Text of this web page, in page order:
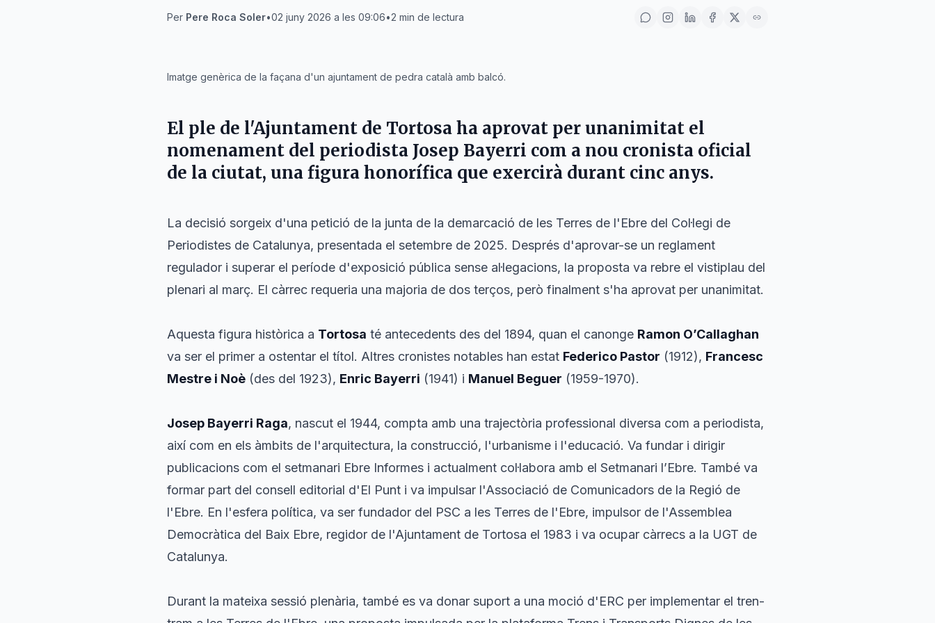
Per Pere Roca Soler•02 juny 2026 a les 09:06•2 min de lectura
Imatge genèrica de la façana d'un ajuntament de pedra català amb balcó.
El ple de l'Ajuntament de Tortosaha aprovat per unanimitat el
nomenament del periodista Josep Bayerri com a nou cronista oficial
de la ciutat, una figura honorífica que exercirà durant cinc anys.
La decisió sorgeix d'una petició de la junta de la demarcació de les Terres de l'Ebre del Col·legi de
Periodistes de Catalunya, presentada el setembre de 2025. Després d'aprovar-se un reglament
regulador i superar el període d'exposició pública sense al·legacions, la proposta va rebre el vistiplau del
plenari al març. El càrrec requeria una majoria de dos terços, però finalment s'ha aprovat per unanimitat.
Aquesta figura històrica a Tortosa té antecedents des del 1894, quan el canonge Ramon O’Callaghan
va ser el primer a ostentar el títol. Altres cronistes notables han estat Federico Pastor (1912), Francesc
Mestre i Noè (des del 1923), Enric Bayerri (1941) i Manuel Beguer (1959-1970).
Josep Bayerri Raga, nascut el 1944, compta amb una trajectòria professional diversa com a periodista,
així com en els àmbits de l'arquitectura, la construcció, l'urbanisme i l'educació. Va fundar i dirigir
publicacions com el setmanari Ebre Informes i actualment col·labora amb el Setmanari l’Ebre. També va
formar part del consell editorial d'El Punt i va impulsar l'Associació de Comunicadors de la Regió de
l'Ebre. En l'esfera política, va ser fundador del PSC a les Terres de l'Ebre, impulsor de l'Assemblea
Democràtica del Baix Ebre, regidor de l'Ajuntament de Tortosa el 1983 i va ocupar càrrecs a la UGT de
Catalunya.
Durant la mateixa sessió plenària, també es va donar suport a una moció d'ERC per implementar el tren-